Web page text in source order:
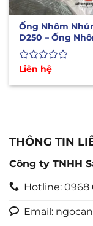
Ống Nhôm
D250 – Ống
Bán Cứng Chịu
Độ Cao
Được
hạng
Liên hệ
THÔNG TIN
Công ty TNHH
Hotline: 0968
Email: